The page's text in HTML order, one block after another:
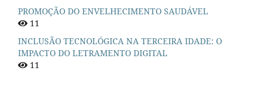
PROMOÇÃO DO ENVELHECIMENTO SAUDÁVEL
11
INCLUSÃO TECNOLÓGICA NA TERCEIRA IDADE: O
IMPACTO DO LETRAMENTO DIGITAL
11